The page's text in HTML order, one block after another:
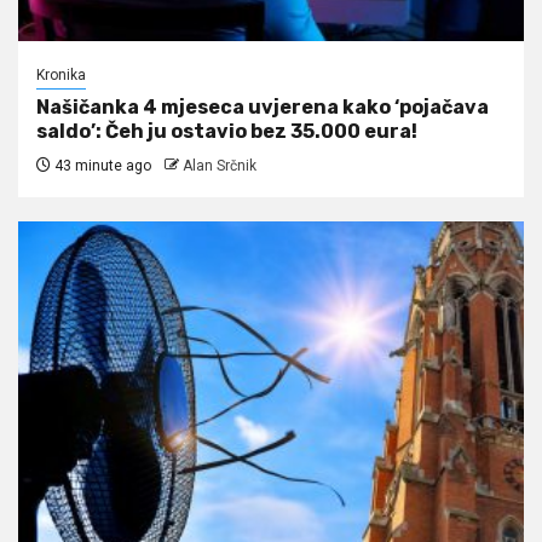
Kronika
Našičanka 4 mjeseca uvjerena kako ‘pojačava
saldo’: Čeh ju ostavio bez 35.000 eura!
43 minute ago Alan Srčnik